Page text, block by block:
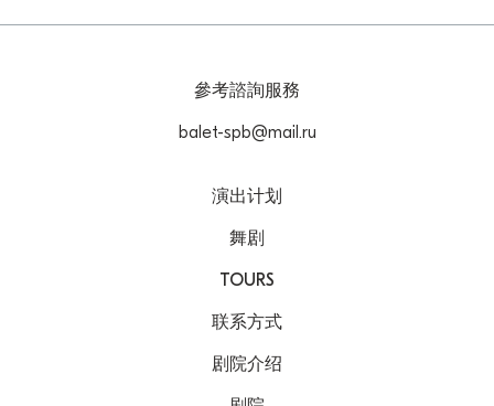
演出计划
舞剧
TOURS
联系方式
剧院介绍
參考諮詢服務
balet-spb@mail.ru